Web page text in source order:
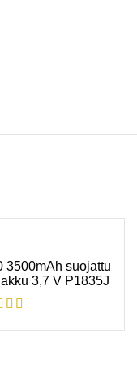
3500mAh suojattu
3,7 V P1835J